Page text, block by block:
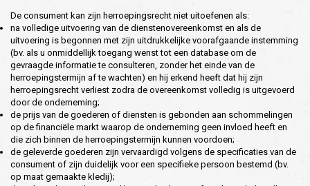
De consument kan zijn herroepingsrecht niet uitoefenen als:
na volledige uitvoering van de dienstenovereenkomst en als de
uitvoering is begonnen met zijn uitdrukkelijke voorafgaande instemming
(bv. als u onmiddellijk toegang wenst tot een database om de
gevraagde informatie te consulteren, zonder het einde van de
herroepingstermijn af te wachten) en hij erkend heeft dat hij zijn
herroepingsrecht verliest zodra de overeenkomst volledig is uitgevoerd
door de onderneming;
de prijs van de goederen of diensten is gebonden aan schommelingen
op de financiële markt waarop de onderneming geen invloed heeft en
die zich binnen de herroepingstermijn kunnen voordoen;
de geleverde goederen zijn vervaardigd volgens de specificaties van de
consument of zijn duidelijk voor een specifieke persoon bestemd (bv.
op maat gemaakte kledij);